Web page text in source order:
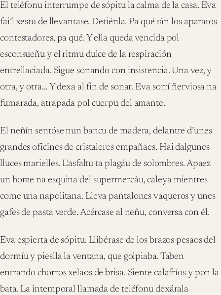
El teléfonu interrumpe de sópitu la calma de la casa. Eva
fai’l xestu de llevantase. Detiénla. Pa qué tán los aparatos
contestadores, pa qué. Y ella queda vencida pol
esconsueñu y el ritmu dulce de la respiración
entrellaciada. Sigue sonando con insistencia. Una vez, y
otra, y otra… Y dexa al fin de sonar. Eva sorrí ñerviosa na
fumarada, atrapada pol cuerpu del amante.
El neñín sentóse nun bancu de madera, delantre d’unes
grandes oficines de cristaleres empañaes. Hai dalgunes
lluces marielles. L’asfaltu ta plagáu de solombres. Apaez
un home na esquina del supermercáu, caleya mientres
come una napolitana. Lleva pantalones vaqueros y unes
gafes de pasta verde. Acércase al neñu, conversa con él.
Eva espierta de sópitu. Llibérase de los brazos pesaos del
dormíu y pieslla la ventana, que golpiaba. Taben
entrando chorros xelaos de brisa. Siente calafríos y pon la
bata. La intemporal llamada de teléfonu dexárala